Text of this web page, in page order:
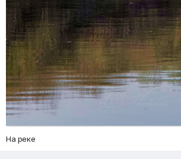
На реке